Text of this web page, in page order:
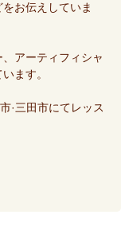
お伝えしていま
アーティフィシャ
ます。
·三田市にてレッス